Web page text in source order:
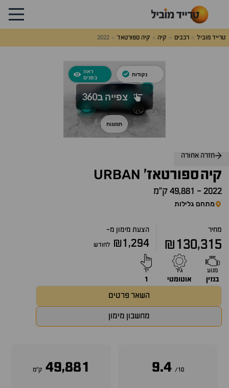
טרייד מוביל רכבים קיה קיה ספורטאז' 2022
חזרה אחורה
קיהספורטאז' URBAN
2022
- 49,881 ק״מ
מתחם גלילות
מחיר
₪130,315
הצעת מימון מ-
₪1,294 לחודש
מנוע
בנזין
גיר
אוטומטי
יד
1
השאר פרטים
מחשבון מימון
10/
9.4
49,881 ק״מ